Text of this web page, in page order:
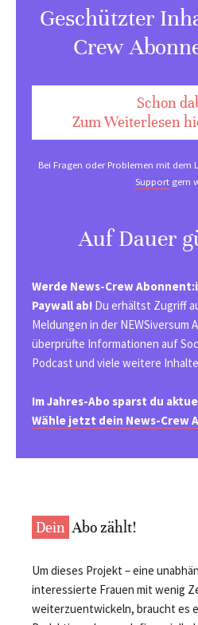
Geschützter
Crew
Schon
Zum Weiterlesen
Bei Fragen oder Problemen mit dem
Support gern
Auf Dauer
Werde News-Crew
Paywall ab! Du erhältst Zugriff
Meldungen in der NEWSiversum
überprüfte Informationen auf
Podcast und viele weitere
Im Jahres-Abo sparst du
Wähle jetzt dein News-Crew
Dein Abo zählt!
Um dieses Projekt – eine
interessierte Frauen mit wenig
weiterzuentwickeln, braucht es